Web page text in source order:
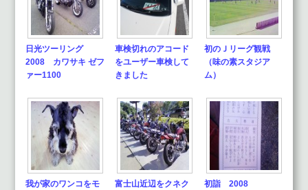
日光ツーリング
2008 カワサキ ゼフ
ァー1100
車検切れのアコード
をユーザー車検して
きました
初のＪリーグ観戦
（味の素スタジア
ム）
我が家のワンコをモ
富士山近辺をクネク
初詣 2008